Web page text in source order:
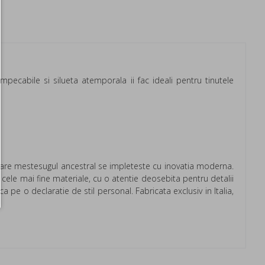
si silueta atemporala ii fac ideali pentru tinutele
mestesugul ancestral se impleteste cu inovatia moderna.
mai fine materiale, cu o atentie deosebita pentru detalii
pe o declaratie de stil personal. Fabricata exclusiv in Italia,